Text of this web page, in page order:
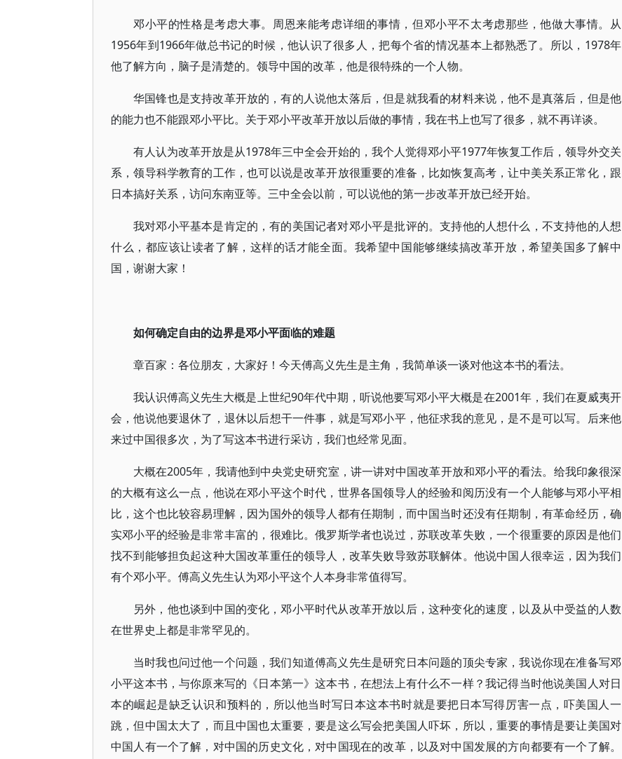
邓小平的性格是考虑大事。周恩来能考虑详细的事情，但邓小平不太考虑那些，他做大事情。从
1956年到1966年做总书记的时候，他认识了很多人，把每个省的情况基本上都熟悉了。所以，1978年
他了解方向，脑子是清楚的。领导中国的改革，他是很特殊的一个人物。
华国锋也是支持改革开放的，有的人说他太落后，但是就我看的材料来说，他不是真落后，但是他
的能力也不能跟邓小平比。关于邓小平改革开放以后做的事情，我在书上也写了很多，就不再详谈。
有人认为改革开放是从1978年三中全会开始的，我个人觉得邓小平1977年恢复工作后，领导外交关
系，领导科学教育的工作，也可以说是改革开放很重要的准备，比如恢复高考，让中美关系正常化，跟
日本搞好关系，访问东南亚等。三中全会以前，可以说他的第一步改革开放已经开始。
我对邓小平基本是肯定的，有的美国记者对邓小平是批评的。支持他的人想什么，不支持他的人想
什么，都应该让读者了解，这样的话才能全面。我希望中国能够继续搞改革开放，希望美国多了解中
国，谢谢大家！
如何确定自由的边界是邓小平面临的难题
章百家：各位朋友，大家好！今天傅高义先生是主角，我简单谈一谈对他这本书的看法。
我认识傅高义先生大概是上世纪90年代中期，听说他要写邓小平大概是在2001年，我们在夏威夷开
会，他说他要退休了，退休以后想干一件事，就是写邓小平，他征求我的意见，是不是可以写。后来他
来过中国很多次，为了写这本书进行采访，我们也经常见面。
大概在2005年，我请他到中央党史研究室，讲一讲对中国改革开放和邓小平的看法。给我印象很深
的大概有这么一点，他说在邓小平这个时代，世界各国领导人的经验和阅历没有一个人能够与邓小平相
比，这个也比较容易理解，因为国外的领导人都有任期制，而中国当时还没有任期制，有革命经历，确
实邓小平的经验是非常丰富的，很难比。俄罗斯学者也说过，苏联改革失败，一个很重要的原因是他们
找不到能够担负起这种大国改革重任的领导人，改革失败导致苏联解体。他说中国人很幸运，因为我们
有个邓小平。傅高义先生认为邓小平这个人本身非常值得写。
另外，他也谈到中国的变化，邓小平时代从改革开放以后，这种变化的速度，以及从中受益的人数
在世界史上都是非常罕见的。
当时我也问过他一个问题，我们知道傅高义先生是研究日本问题的顶尖专家，我说你现在准备写邓
小平这本书，与你原来写的《日本第一》这本书，在想法上有什么不一样？我记得当时他说美国人对日
本的崛起是缺乏认识和预料的，所以他当时写日本这本书时就是要把日本写得厉害一点，吓美国人一
跳，但中国太大了，而且中国也太重要，要是这么写会把美国人吓坏，所以，重要的事情是要让美国对
中国人有一个了解，对中国的历史文化，对中国现在的改革，以及对中国发展的方向都要有一个了解。